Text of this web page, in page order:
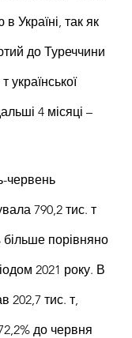
Україні, так як
до Туреччини
української
4 місяці –
червень
790,2 тис. т
порівняно
2021 року. В
202,7 тис. т,
до червня